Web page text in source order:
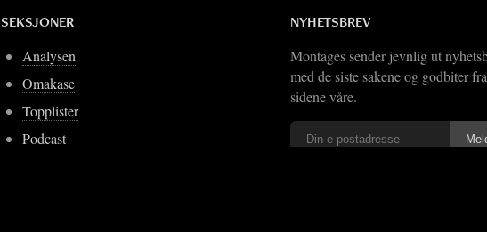
SEKSJONER
Analysen
Omakase
Topplister
Podcast
NYHETSBREV
Montages sender jevnlig ut
med de siste sakene og godbiter fra
sidene våre.